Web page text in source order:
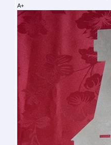
A+